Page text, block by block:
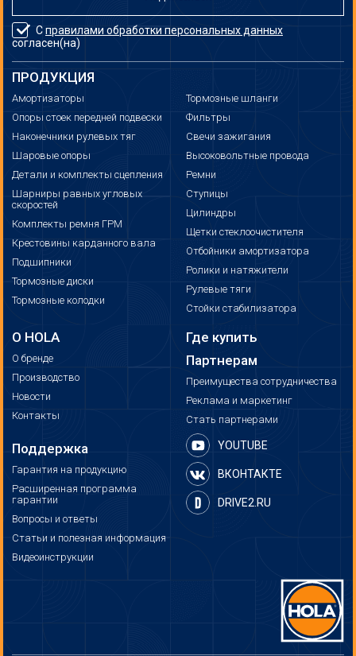
Справилами обработки персональных данных
согласен(на)
О HOLA
О бренде
Производство
Новости
Контакты
Поддержка
Гарантия на продукцию
Расширенная программа
гарантии
Вопросы и ответы
Статьи и полезная информация
Видеоинструкции
ПРОДУКЦИЯ
Амортизаторы
Опоры стоек передней подвески
Наконечники рулевых тяг
Шаровые опоры
Детали и комплекты сцепления
Шарниры равных угловых
скоростей
Комплекты ремня ГРМ
Крестовины карданного вала
Подшипники
Тормозные диски
Тормозные колодки
Тормозные шланги
Фильтры
Свечи зажигания
Высоковольтные провода
Ремни
Ступицы
Цилиндры
Щетки стеклоочистителя
Отбойники амортизатора
Ролики и натяжители
Рулевые тяги
Стойки стабилизатора
Где купить
Партнерам
Преимущества сотрудничества
Реклама и маркетинг
Стать партнерами
YOUTUBE
ВКОНТАКТЕ
DRIVE2.RU